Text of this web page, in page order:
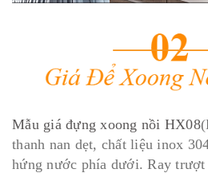
Mẫu giá đựng xoong nồi HX08
thanh nan dẹt, chất liệu inox
hứng nước phía dưới. Ray trượt